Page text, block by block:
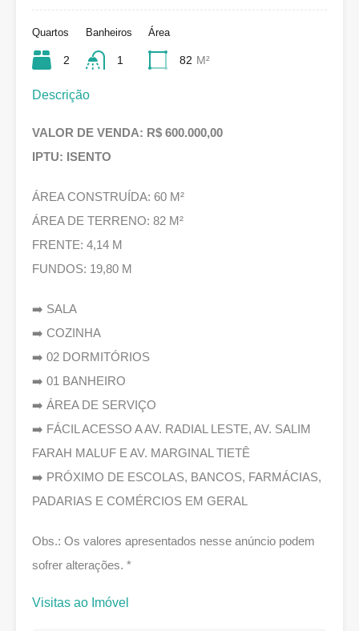
Quartos
2
Banheiros
1
Área
82 M²
Descrição
VALOR DE VENDA: R$ 600.000,00
IPTU: ISENTO
ÁREA CONSTRUÍDA: 60 M²
ÁREA DE TERRENO: 82 M²
FRENTE: 4,14 M
FUNDOS: 19,80 M
➡️ SALA
➡️ COZINHA
➡️ 02 DORMITÓRIOS
➡️ 01 BANHEIRO
➡️ ÁREA DE SERVIÇO
➡️ FÁCIL ACESSO A AV. RADIAL LESTE, AV. SALIM
FARAH MALUF E AV. MARGINAL TIETÊ
➡️ PRÓXIMO DE ESCOLAS, BANCOS, FARMÁCIAS,
PADARIAS E COMÉRCIOS EM GERAL
Obs.: Os valores apresentados nesse anúncio podem
sofrer alterações. *
Visitas ao Imóvel